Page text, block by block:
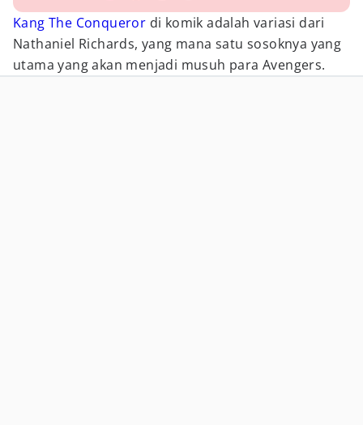
Kang The Conqueror di komik adalah variasi dari
Nathaniel Richards, yang mana satu sosoknya yang
utama yang akan menjadi musuh para Avengers.